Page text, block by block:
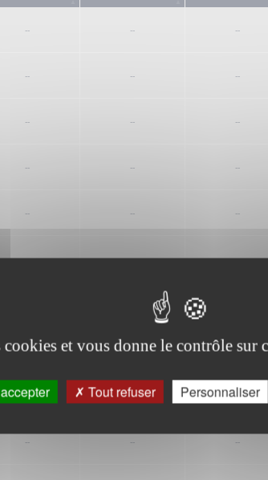
-- -- --
-- -- --
-- -- --
-- -- --
-- -- --
-- -- --
-- -- --
-- -- --
-- -- --
et vous donne le contrôle sur
Tout refuser Personnaliser